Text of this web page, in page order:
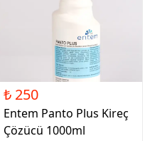
₺ 250
Entem Panto Plus Kireç
Çözücü 1000ml